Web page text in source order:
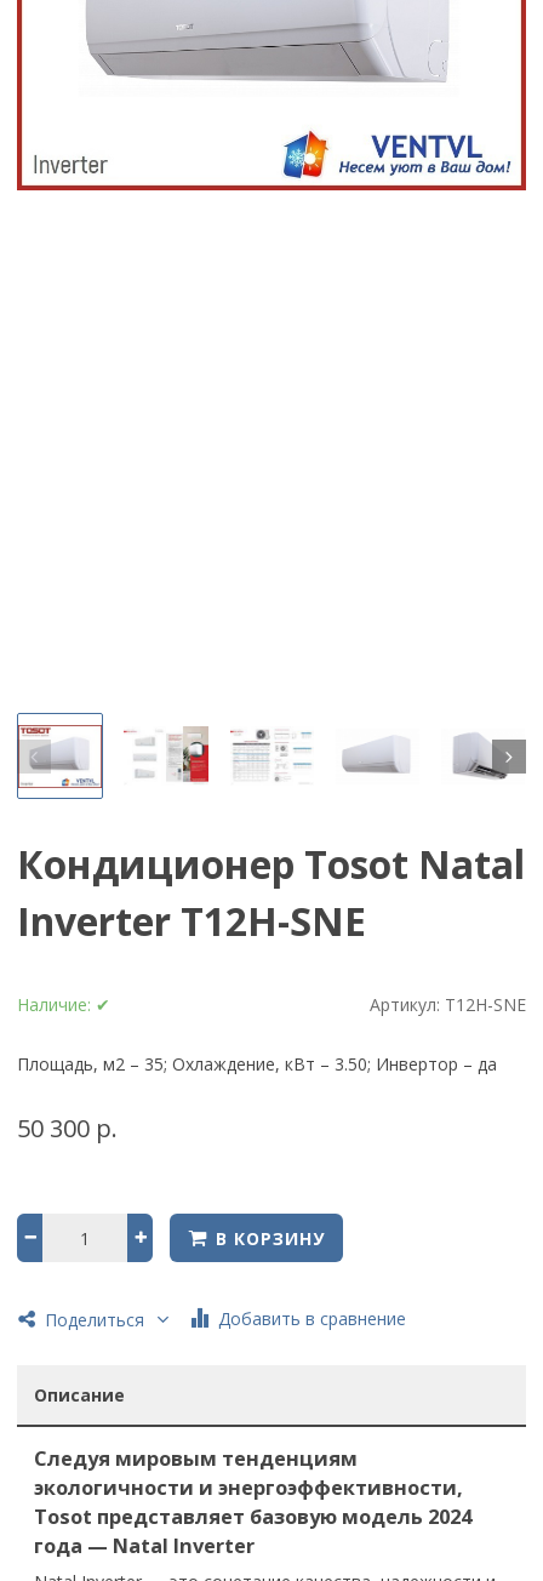
Кондиционер Tosot Natal
Inverter T12H-SNE
Наличие: ✔ Артикул: T12H-SNE
Площадь, м2 – 35; Охлаждение, кВт – 3.50; Инвертор – да
50 300 р.
В КОРЗИНУ
Поделиться Добавить в сравнение
Описание
Следуя мировым тенденциям
экологичности и энергоэффективности,
Tosot представляет базовую модель 2024
года — Natal Inverter